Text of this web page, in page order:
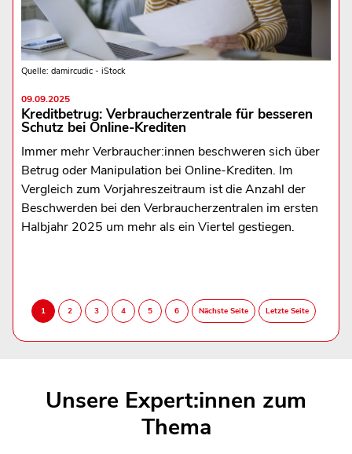
Quelle: damircudic - iStock
09.09.2025
Kreditbetrug: Verbraucherzentrale für besseren
Schutz bei Online-Krediten
Immer mehr Verbraucher:innen beschweren sich über
Betrug oder Manipulation bei Online-Krediten. Im
Vergleich zum Vorjahreszeitraum ist die Anzahl der
Beschwerden bei den Verbraucherzentralen im ersten
Halbjahr 2025 um mehr als ein Viertel gestiegen.
Unsere Expert:innen zum
Thema